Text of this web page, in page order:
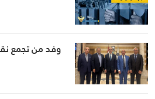
وفد من تجمع